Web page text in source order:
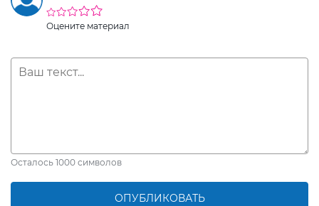
Оцените материал
Осталось 1000 символов
ОПУБЛИКОВАТЬ